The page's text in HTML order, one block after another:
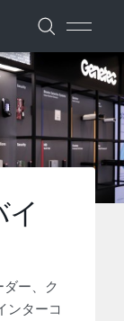
ー、ク
ンターコ